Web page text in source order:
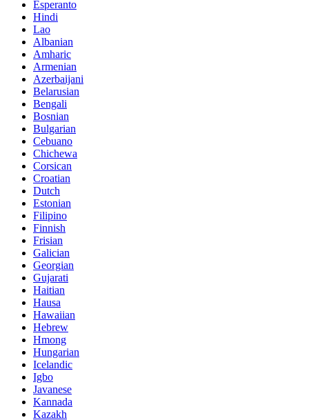
Esperanto
Hindi
Lao
Albanian
Amharic
Armenian
Azerbaijani
Belarusian
Bengali
Bosnian
Bulgarian
Cebuano
Chichewa
Corsican
Croatian
Dutch
Estonian
Filipino
Finnish
Frisian
Galician
Georgian
Gujarati
Haitian
Hausa
Hawaiian
Hebrew
Hmong
Hungarian
Icelandic
Igbo
Javanese
Kannada
Kazakh